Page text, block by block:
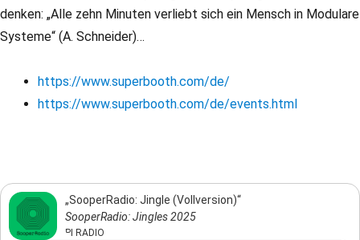
denken: „Alle zehn Minuten verliebt sich ein Mensch in Modulare
Systeme“ (A. Schneider)…
https://www.superbooth.com/de/
https://www.superbooth.com/de/events.html
„SooperRadio: Jingle (Vollversion)“
SooperRadio: Jingles 2025
PI RADIO